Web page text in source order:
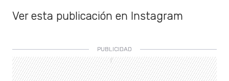
Ver esta publicación en Instagram